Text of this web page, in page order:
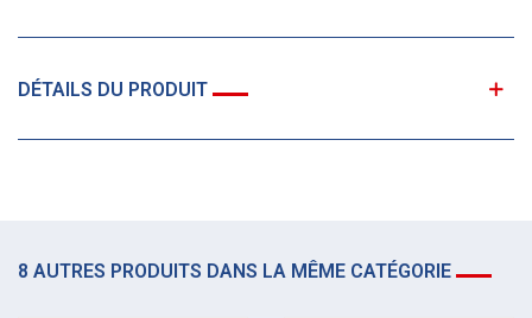
DÉTAILS DU PRODUIT
8 AUTRES PRODUITS DANS LA MÊME CATÉGORIE